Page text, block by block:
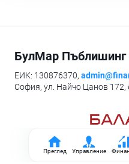
Преглед Управление
БулМар
ЕИК: 130876370,
София, ул. Найчо Цанов 172,